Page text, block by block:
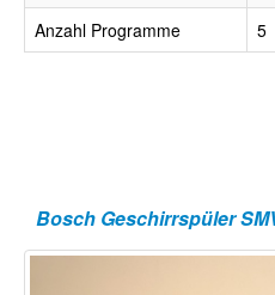
Anzahl Programme
5
Bosch Geschirrspüler